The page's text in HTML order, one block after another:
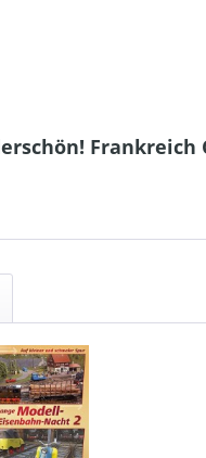
Frankreich